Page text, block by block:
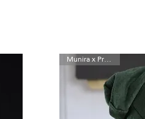
Munira x Preta Luz